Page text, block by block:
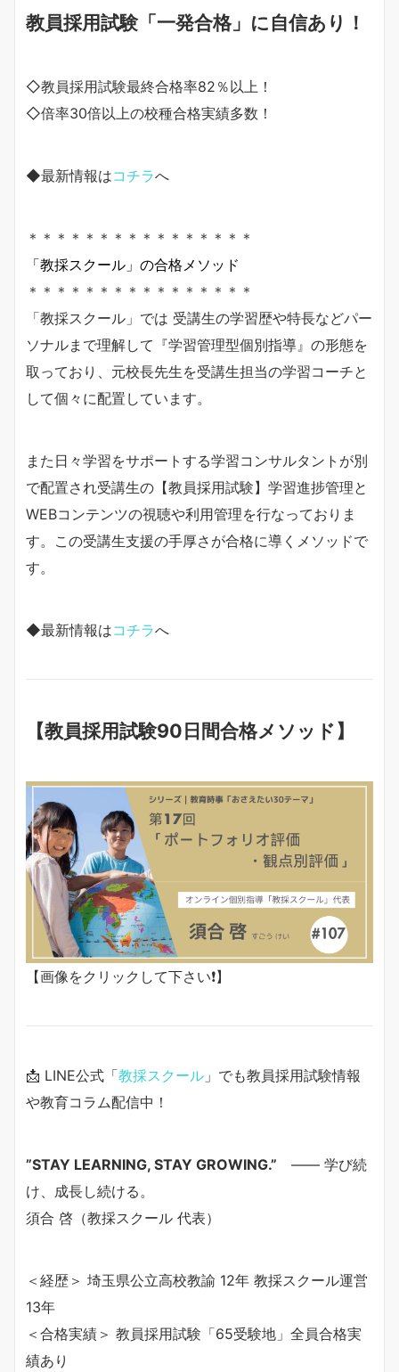
教員採用試験「一発合格」に自信あり！
◇教員採用試験最終合格率82％以上！
◇倍率30倍以上の校種合格実績多数！
◆最新情報はコチラへ
＊＊＊＊＊＊＊＊＊＊＊＊＊＊＊＊
「教採スクール」の合格メソッド
＊＊＊＊＊＊＊＊＊＊＊＊＊＊＊＊
「教採スクール」では 受講生の学習歴や特長などパー
ソナルまで理解して『学習管理型個別指導』の形態を
取っており、元校長先生を受講生担当の学習コーチと
して個々に配置しています。
また日々学習をサポートする学習コンサルタントが別
で配置され受講生の【教員採用試験】学習進捗管理と
WEBコンテンツの視聴や利用管理を行なっておりま
す。この受講生支援の手厚さが合格に導くメソッドで
す。
◆最新情報はコチラへ
【教員採用試験90日間合格メソッド】
【画像をクリックして下さい❗️】
📩 LINE公式「教採スクール 」でも教員採用試験情報
や教育コラム配信中！
”STAY LEARNING, STAY GROWING.” —— 学び続
け、成長し続ける。
須合 啓（教採スクール 代表）
＜経歴＞ 埼玉県公立高校教諭 12年 教採スクール運営
13年
＜合格実績＞ 教員採用試験「65受験地」全員合格実
績あり